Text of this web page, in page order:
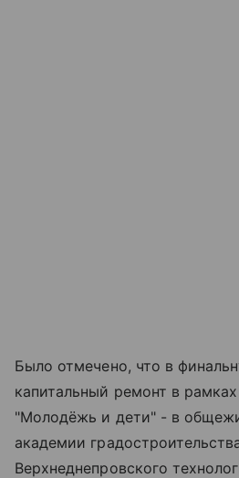
Было отмечено, что в
капитальный ремонт в
"Молодёжь и дети" - в
академии
Верхнеднепровского